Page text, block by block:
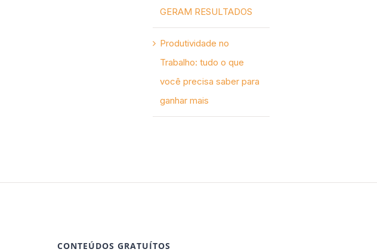
GERAM RESULTADOS
Produtividade no
Trabalho: tudo o que
você precisa saber para
ganhar mais
CONTEÚDOS GRATUÍTOS